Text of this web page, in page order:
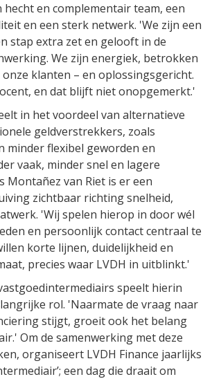
hecht en complementair team, een
en een sterk netwerk. 'We zijn een
stap extra zet en gelooft in de
We zijn energiek, betrokken
klanten – en oplossingsgericht.
en dat blijft niet onopgemerkt.'
in het voordeel van alternatieve
geldverstrekkers, zoals
minder flexibel geworden en
vaak, minder snel en lagere
Montañez van Riet is er een
zichtbaar richting snelheid,
'Wij spelen hierop in door wél
en persoonlijk contact centraal te
korte lijnen, duidelijkheid en
precies waar LVDH in uitblinkt.'
speelt hierin
rol. 'Naarmate de vraag naar
stijgt, groeit ook het belang
Om de samenwerking met deze
organiseert LVDH Finance jaarlijks
een dag die draait om